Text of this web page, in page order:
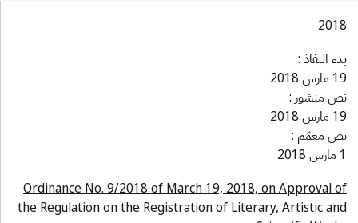
النفاذ :
منشور :
معمّم :
Ordinance No. 9/2018 of March 19, 2018, on Approval
the Regulation on the Registration of Literary, Artistic